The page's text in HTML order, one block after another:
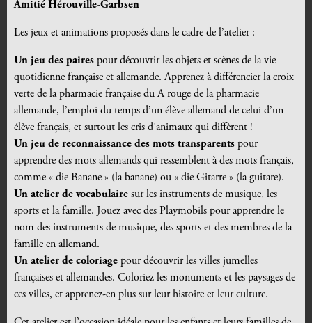
Amitié Hérouville-Garbsen
Les jeux et animations proposés dans le cadre de l’atelier :
Un jeu des paires pour découvrir les objets et scènes de la vie
quotidienne française et allemande. Apprenez à différencier la croix
verte de la pharmacie française du A rouge de la pharmacie
allemande, l’emploi du temps d’un élève allemand de celui d’un
élève français, et surtout les cris d’animaux qui diffèrent !
Un jeu de reconnaissance des mots transparents pour
apprendre des mots allemands qui ressemblent à des mots français,
comme « die Banane » (la banane) ou « die Gitarre » (la guitare).
Un atelier de vocabulaire sur les instruments de musique, les
sports et la famille. Jouez avec des Playmobils pour apprendre le
nom des instruments de musique, des sports et des membres de la
famille en allemand.
Un atelier de coloriage pour découvrir les villes jumelles
françaises et allemandes. Coloriez les monuments et les paysages de
ces villes, et apprenez-en plus sur leur histoire et leur culture.